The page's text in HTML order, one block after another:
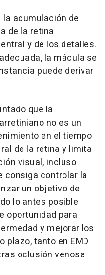
acumulación de
de la retina
y de los detalles.
la mácula se
puede derivar
que la
no es un
en el tiempo
de la retina y limita
visual, incluso
consiga controlar la
un objetivo de
lo antes posible
oportunidad para
y mejorar los
plazo, tanto en EMD
oclusión venosa